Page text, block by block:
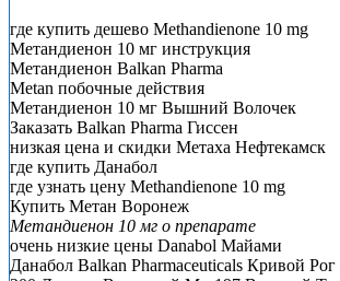
где купить дешево Methandienone 10 mg
Метандиенон 10 мг инструкция
Метандиенон Balkan Pharma
Metan побочные действия
Метандиенон 10 мг Вышний Волочек
Заказать Balkan Pharma Гиссен
низкая цена и скидки Метаха Нефтекамск
где купить Данабол
где узнать цену Methandienone 10 mg
Купить Метан Воронеж
Метандиенон 10 мг о препарате
очень низкие цены Danabol Майами
Данабол Balkan Pharmaceuticals Кривой